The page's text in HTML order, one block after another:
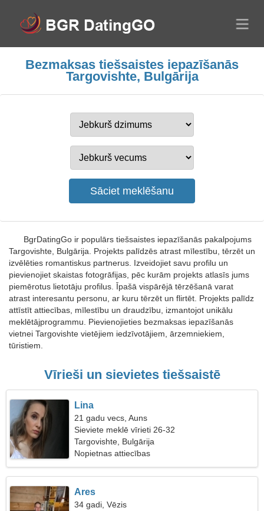
Bezmaksas tiešsaistes iepazīšanās
Targovishte, Bulgārija
BgrDatingGo ir populārs tiešsaistes iepazīšanās pakalpojums
Targovishte, Bulgārija. Projekts palīdzēs atrast mīlestību, tērzēt un
izvēlēties romantiskus partnerus. Izveidojiet savu profilu un
pievienojiet skaistas fotogrāfijas, pēc kurām projekts atlasīs jums
piemērotus lietotāju profilus. Īpašā vispārējā tērzēšanā varat
atrast interesantu personu, ar kuru tērzēt un flirtēt. Projekts palīdz
attīstīt attiecības, mīlestību un draudzību, izmantojot unikālu
meklētājprogrammu. Pievienojieties bezmaksas iepazīšanās
vietnei Targovishte vietējiem iedzīvotājiem, ārzemniekiem,
tūristiem.
Vīrieši un sievietes tiešsaistē
Lina
21 gadu vecs, Auns
Sieviete meklē vīrieti 26-32
Targovishte, Bulgārija
Nopietnas attiecības
Ares
34 gadi, Vēzis